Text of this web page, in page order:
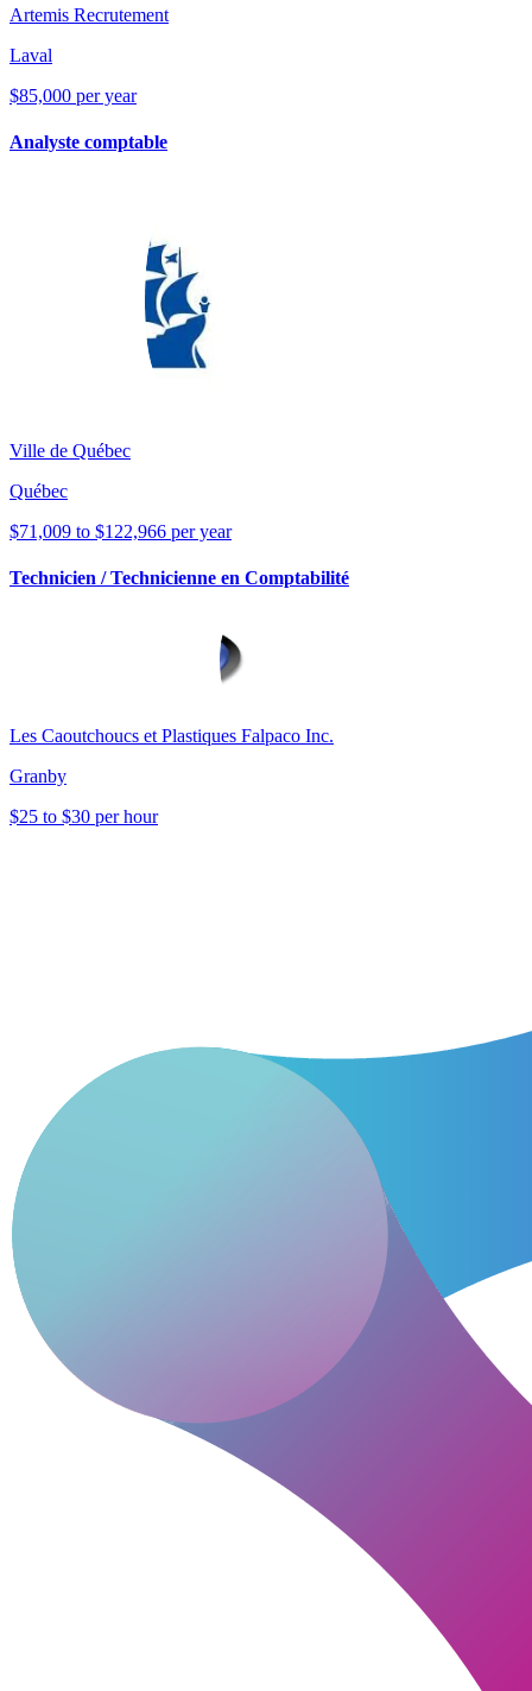
Artemis Recrutement
Laval
$85,000 per year
Analyste comptable
Ville de Québec
Québec
$71,009 to $122,966 per year
Technicien / Technicienne en Comptabilité
Les Caoutchoucs et Plastiques Falpaco Inc.
Granby
$25 to $30 per hour